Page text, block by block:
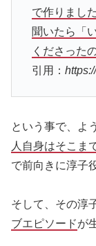
で作りまし
聞いたら「
くださった
引用：
という事で、よ
人自身はそこま
で前向きに淳子
そして、その淳
ブエピソードが